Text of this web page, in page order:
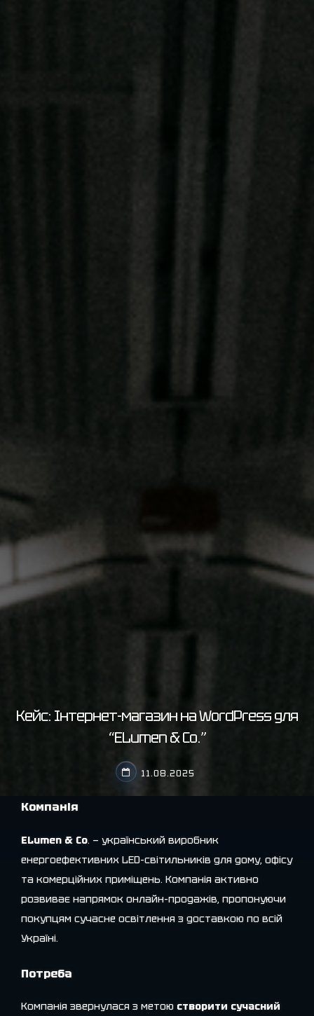
Кейс: Інтернет-магазин на WordPress для
“ELumen & Co.”
11.08.2025
Компанія
ELumen & Co. — український виробник
енергоефективних LED-світильників для дому, офісу
та комерційних приміщень. Компанія активно
розвиває напрямок онлайн-продажів, пропонуючи
покупцям сучасне освітлення з доставкою по всій
Україні.
Потреба
Компанія звернулася з метою створити сучасний